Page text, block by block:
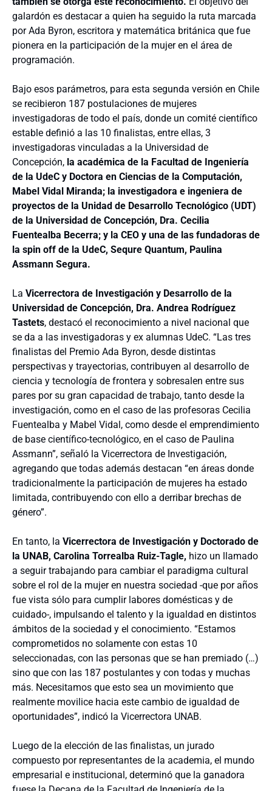
galardón es destacar a quien ha seguido la ruta marcada
por Ada Byron, escritora y matemática británica que fue
pionera en la participación de la mujer en el área de
programación.
Bajo esos parámetros, para esta segunda versión en Chile
se recibieron 187 postulaciones de mujeres
investigadoras de todo el país, donde un comité científico
estable definió a las 10 finalistas, entre ellas, 3
investigadoras vinculadas a la Universidad de
Concepción, la académica de la Facultad de Ingeniería
de la UdeC y Doctora en Ciencias de la Computación,
Mabel Vidal Miranda; la investigadora e ingeniera de
proyectos de la Unidad de Desarrollo Tecnológico (UDT)
de la Universidad de Concepción, Dra. Cecilia
Fuentealba Becerra; y la CEO y una de las fundadoras de
la spin off de la UdeC, Sequre Quantum, Paulina
Assmann Segura.
La Vicerrectora de Investigación y Desarrollo de la
Universidad de Concepción, Dra. Andrea Rodríguez
Tastets, destacó el reconocimiento a nivel nacional que
se da a las investigadoras y ex alumnas UdeC. “Las tres
finalistas del Premio Ada Byron, desde distintas
perspectivas y trayectorias, contribuyen al desarrollo de
ciencia y tecnología de frontera y sobresalen entre sus
pares por su gran capacidad de trabajo, tanto desde la
investigación, como en el caso de las profesoras Cecilia
Fuentealba y Mabel Vidal, como desde el emprendimiento
de base científico-tecnológico, en el caso de Paulina
Assmann”, señaló la Vicerrectora de Investigación,
agregando que todas además destacan “en áreas donde
tradicionalmente la participación de mujeres ha estado
limitada, contribuyendo con ello a derribar brechas de
género”.
En tanto, la Vicerrectora de Investigación y Doctorado de
la UNAB, Carolina Torrealba Ruiz-Tagle, hizo un llamado
a seguir trabajando para cambiar el paradigma cultural
sobre el rol de la mujer en nuestra sociedad -que por años
fue vista sólo para cumplir labores domésticas y de
cuidado-, impulsando el talento y la igualdad en distintos
ámbitos de la sociedad y el conocimiento. “Estamos
comprometidos no solamente con estas 10
seleccionadas, con las personas que se han premiado (…)
sino que con las 187 postulantes y con todas y muchas
más. Necesitamos que esto sea un movimiento que
realmente movilice hacia este cambio de igualdad de
oportunidades”, indicó la Vicerrectora UNAB.
Luego de la elección de las finalistas, un jurado
compuesto por representantes de la academia, el mundo
empresarial e institucional, determinó que la ganadora